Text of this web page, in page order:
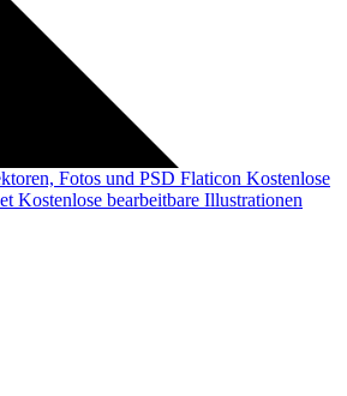
Fotos und PSD Flaticon Kostenlose
Kostenlose bearbeitbare Illustrationen